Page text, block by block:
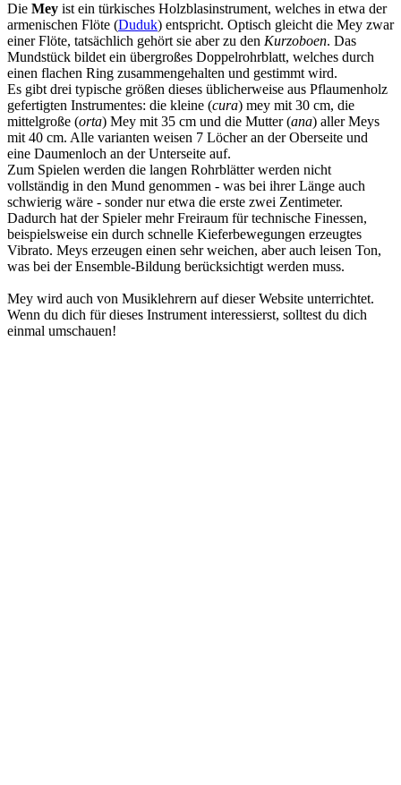
Die Mey ist ein türkisches Holzblasinstrument, welches in etwa der
armenischen Flöte (Duduk) entspricht. Optisch gleicht die Mey zwar
einer Flöte, tatsächlich gehört sie aber zu den Kurzoboen. Das
Mundstück bildet ein übergroßes Doppelrohrblatt, welches durch
einen flachen Ring zusammengehalten und gestimmt wird.
Es gibt drei typische größen dieses üblicherweise aus Pflaumenholz
gefertigten Instrumentes: die kleine (cura) mey mit 30 cm, die
mittelgroße (orta) Mey mit 35 cm und die Mutter (ana) aller Meys
mit 40 cm. Alle varianten weisen 7 Löcher an der Oberseite und
eine Daumenloch an der Unterseite auf.
Zum Spielen werden die langen Rohrblätter werden nicht
vollständig in den Mund genommen - was bei ihrer Länge auch
schwierig wäre - sonder nur etwa die erste zwei Zentimeter.
Dadurch hat der Spieler mehr Freiraum für technische Finessen,
beispielsweise ein durch schnelle Kieferbewegungen erzeugtes
Vibrato. Meys erzeugen einen sehr weichen, aber auch leisen Ton,
was bei der Ensemble-Bildung berücksichtigt werden muss.
Mey wird auch von Musiklehrern auf dieser Website unterrichtet.
Wenn du dich für dieses Instrument interessierst, solltest du dich
einmal umschauen!